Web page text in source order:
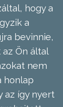
hogy a
a
bevinnie,
Ön által
nem
honlap
az így nyert